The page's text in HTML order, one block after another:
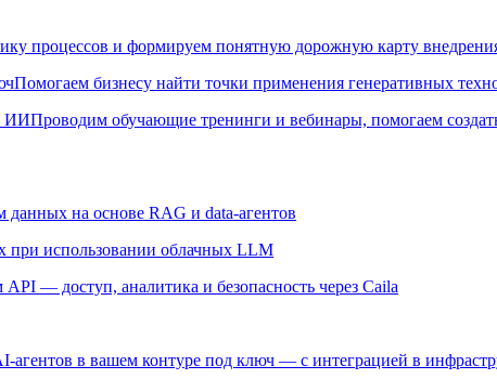
процессов и формируем понятную дорожную карту
Помогаем бизнесу найти точки применения генеративных
ИИПроводим обучающие тренинги и вебинары, помогаем
на основе RAG и data-агентов
при использовании облачных LLM
— доступ, аналитика и безопасность через Caila
агентов в вашем контуре под ключ — с интеграцией в